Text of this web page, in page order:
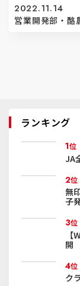
2022.11.14
営業開発部・酪
ランキング
1位
JA
2位
無
子
3位
開
4位
ク